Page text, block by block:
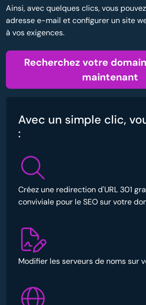
Ainsi, avec quelques clics, vous
adresse e-mail et configurer un site
à vos exigences.
Recherchez votre
maintenant
Avec un simple clic,
:
Créez une redirection d'URL 301
conviviale pour le SEO sur votre
Modifier les serveurs de noms sur